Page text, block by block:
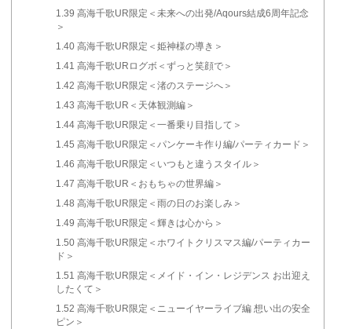
1.39 高海千歌UR限定＜未来への出発/Aqours結成6周年記念
＞
1.40高海千歌UR限定＜姫神様の導き＞
1.41 高海千歌URログボ＜ずっと笑顔で＞
1.42 高海千歌UR限定＜渚のステージへ＞
1.43 高海千歌UR＜天体観測編＞
1.44高海千歌UR限定＜一番乗り目指して＞
1.45 高海千歌UR限定＜パンケーキ作り編/パーティカード＞
1.46 高海千歌UR限定＜いつもと違うスタイル＞
1.47 高海千歌UR＜おもちゃの世界編＞
1.48 高海千歌UR限定＜雨の日のお楽しみ＞
1.49 高海千歌UR限定＜輝きは心から＞
1.50高海千歌UR限定＜ホワイトクリスマス編/パーティカー
ド＞
1.51
高海千歌UR限定＜メイド・イン・レジデンス お出迎え
したくて＞
1.52 高海千歌UR限定＜ニューイヤーライブ編 想い出の安全
ピン＞